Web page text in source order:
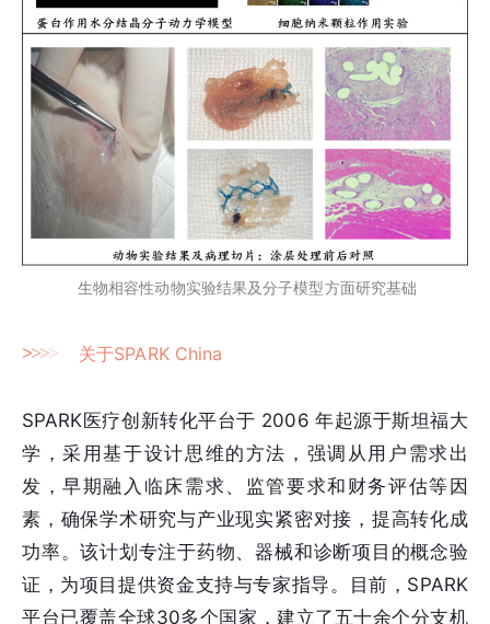
生物相容性动物实验结果及分子模型方面研究基础
>>>> 关于SPARK China
SPARK医疗创新转化平台于 2006 年起源于斯坦福大
学，采用基于设计思维的方法，强调从用户需求出
发，早期融入临床需求、监管要求和财务评估等因
素，确保学术研究与产业现实紧密对接，提高转化成
功率。该计划专注于药物、器械和诊断项目的概念验
证，为项目提供资金支持与专家指导。目前，SPARK
平台已覆盖全球30多个国家，建立了五十余个分支机